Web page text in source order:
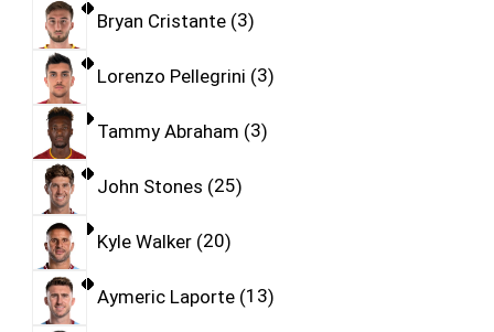
Bryan Cristante 3
Lorenzo Pellegrini 3
Tammy Abraham 3
John Stones 25
Kyle Walker 20
Aymeric Laporte 13